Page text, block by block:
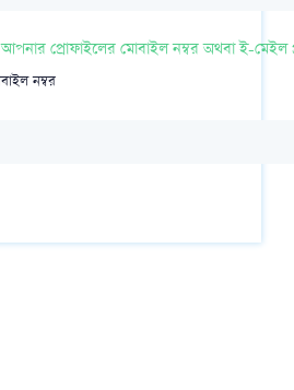
প্রোফাইলের মোবাইল নম্বর অথবা ই-মেইল
নম্বর